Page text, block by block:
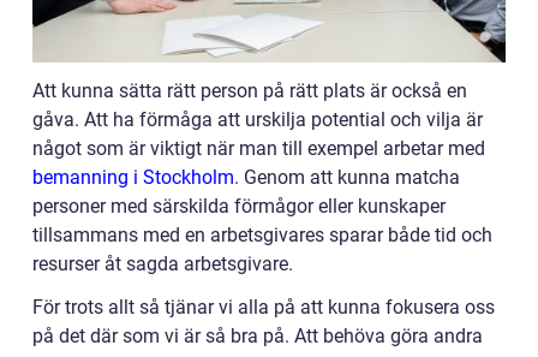
Att kunna sätta rätt person på rätt plats är också en
gåva. Att ha förmåga att urskilja potential och vilja är
något som är viktigt när man till exempel arbetar med
bemanning i Stockholm. Genom att kunna matcha
personer med särskilda förmågor eller kunskaper
tillsammans med en arbetsgivares sparar både tid och
resurser åt sagda arbetsgivare.
För trots allt så tjänar vi alla på att kunna fokusera oss
på det där som vi är så bra på. Att behöva göra andra